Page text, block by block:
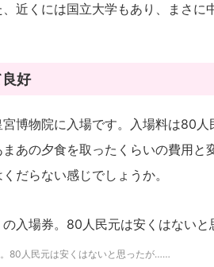
近くには国立大学もあり、まさ
好
博物院に入場です。入場料は80
あの夕食を取ったくらいの費用
だらない感じでしょうか。
。80人民元は安くはないと思ったが……